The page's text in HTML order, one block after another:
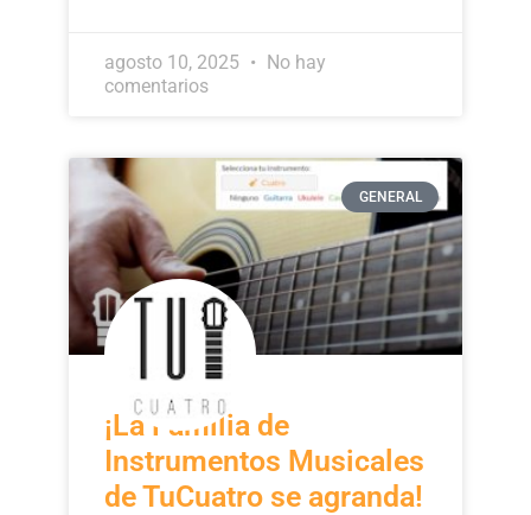
agosto 10, 2025
No hay
comentarios
GENERAL
¡La Familia de
Instrumentos Musicales
de TuCuatro se agranda!